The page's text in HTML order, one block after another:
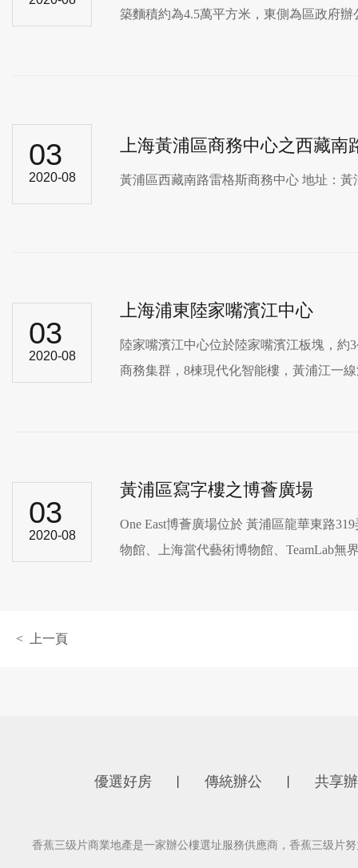
築麵積約為4.5萬平方米，東側為區政府辦
03
2020-08
上海黃浦區商務中心之西藏南
黃浦區西藏南路雷格斯商務中心 地址：
03
2020-08
上海浦東陸家嘴濱江中心
陸家嘴濱江中心位於陸家嘴濱江板塊，
商務集群，8棟現代化智能樓，黃浦江
03
2020-08
黃浦區寫字樓之博薈廣場
One East博薈廣場位於 黃浦區龍華東路319
物館、上海當代藝術博物館、TeamLab無
< 上一頁
優選好房 傳統辦公 共享
香蕉三级片商業地產是一家辦公樓選址服務供應商，香蕉三级片